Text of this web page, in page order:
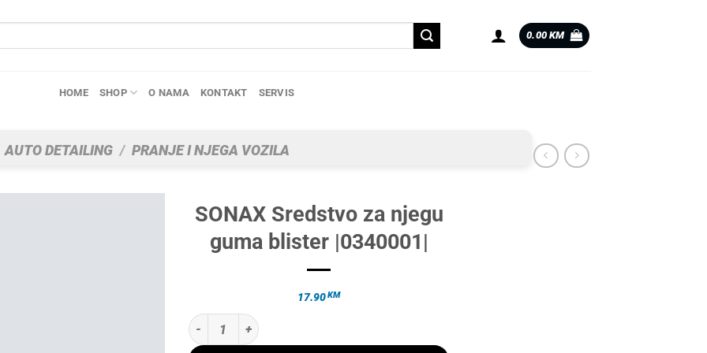
0.00 KM
HOME SHOP O NAMA KONTAKT SERVIS
AUTO DETAILING / PRANJE I NJEGA VOZILA
SONAX Sredstvo za njegu
guma blister |0340001|
17.90KM
SONAX Sredstvo za njegu guma blister |0340001| količina